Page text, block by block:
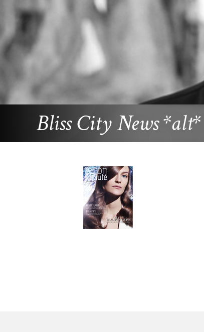
Bliss City News *alt*